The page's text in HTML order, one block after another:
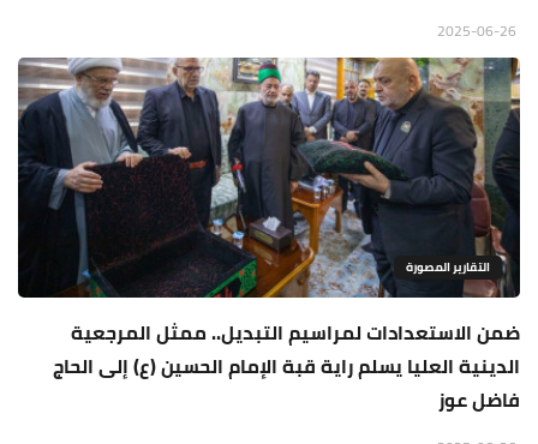
التقارير المصورة
ضمن الاستعدادات لمراسيم التبديل.. ممثل المرجعية
الدينية العليا يسلم راية قبة الإمام الحسين (ع) إلى الحاج
فاضل عوز